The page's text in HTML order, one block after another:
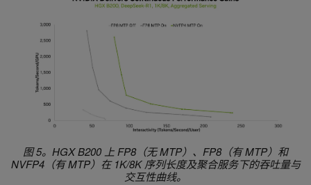
图 5。HGX B200 上 FP8（无 MTP）、FP8（有 MTP）和
NVFP4（有 MTP）在 1K/8K 序列长度及聚合服务下的吞吐量与
交互性曲线。